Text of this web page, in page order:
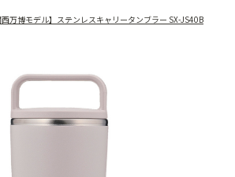
西万博モデル】ステンレスキャリータンブラー SX-JS40B